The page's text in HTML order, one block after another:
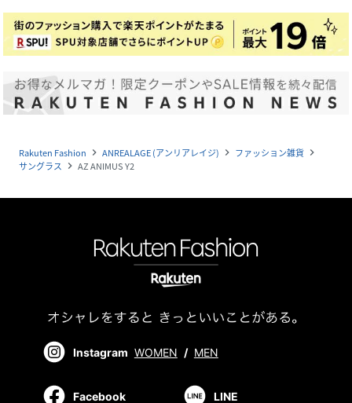
Rakuten Fashion navigate_next ANREALAGE (アンリアレイジ) navigate_next ファッション雑貨 navigate_next
サングラス navigate_next AZ ANIMUS Y2
Instagram WOMEN / MEN
Facebook LINE